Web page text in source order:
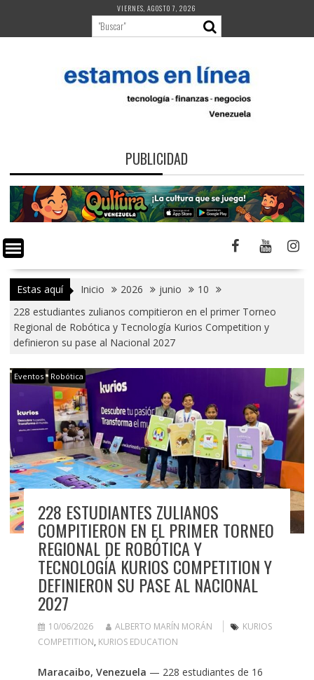
contenido
VIERNES, AGOSTO 7, 2026
PUBLICIDAD
Estas aquí Inicio 2026 junio
10
228 estudiantes zulianos compitieron en el primer Torneo
Regional de Robótica y Tecnología Kurios Competition y
definieron su pase al Nacional 2027
Eventos Robótica
228 ESTUDIANTES ZULIANOS
COMPITIERON EN EL PRIMER TORNEO
REGIONAL DE ROBÓTICA Y
TECNOLOGÍA KURIOS COMPETITION Y
DEFINIERON SU PASE AL NACIONAL
2027
10/06/2026 ALBERTO MARÍN MORÁN
KURIOS
COMPETITION, KURIOS EDUCATION
Maracaibo, Venezuela — 228 estudiantes de 16